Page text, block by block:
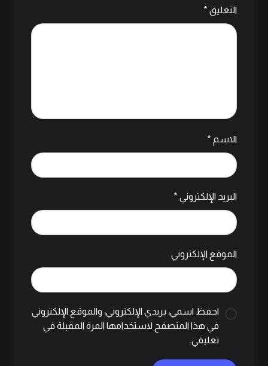
التعليق *
الاسم *
البريد الإلكتروني *
الموقع الإلكتروني
احفظ اسمي، بريدي الإلكتروني، والموقع الإلكتروني
في هذا المتصفح لاستخدامها المرة المقبلة في
تعليقي.